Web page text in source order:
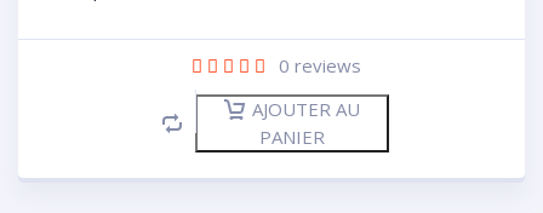
0 reviews
AJOUTER AU
PANIER